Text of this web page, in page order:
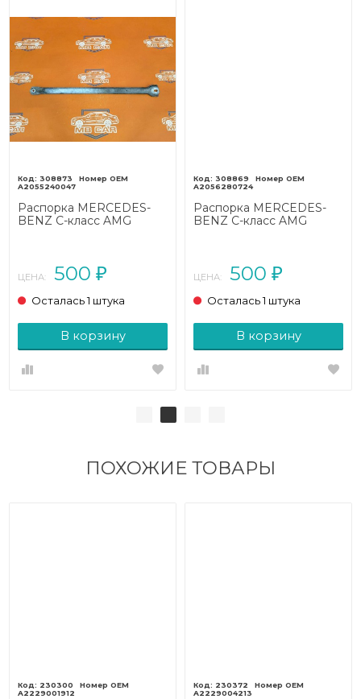
308873
A2055240047
Распорка MERCEDES-
BENZ C-класс AMG
ЦЕНА: 500 ₽
Осталась 1 штука
В корзину
308869
A2056280724
Распорка MERCEDES-
BENZ C-класс AMG
ЦЕНА: 500 ₽
Осталась 1 штука
В корзину
ПОХОЖИЕ ТОВАРЫ
230300
A2229001912
230372
A2229004213